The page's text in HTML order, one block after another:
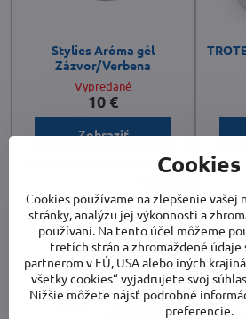
Stylies Aróma gél
Zázvor/Verbena
Vypredané
10 €
Zobraziť
Cookies
Cookies používame na zlepšenie
stránky, analýzu jej výkonnosti a
používaní. Na tento účel môžeme
tretích strán a zhromaždené údaje
partnerom v EÚ, USA alebo iných
všetky cookies“ vyjadrujete svoj
Nižšie môžete nájsť podrobné
preferencie.